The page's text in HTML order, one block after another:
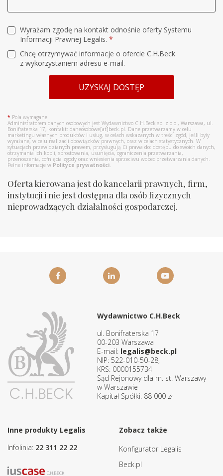
Wyrażam zgodę na kontakt odnośnie oferty Systemu
Informacji Prawnej Legalis. *
Chcę otrzymywać informacje o ofercie C.H.Beck
z wykorzystaniem adresu e-mail.
UZYSKAJ DOSTĘP
* Pola wymagane
Administratorem danych osobowych jest Wydawnictwo C.H.Beck sp. z o.o., Warszawa, ul.
Bonifraterska 17, kontakt: daneosobowe[at]beck.pl. Dane przetwarzamy w celu
marketingu własnych produktów i usług, w celach wskazanych w treści zgód, jeśli były
wyrażane, w celu realizacji obowiązków prawnych, oraz w celach statystycznych. W
sytuacjach przewidzianych prawem, przysługują Ci prawa do: dostępu do swoich danych,
otrzymania ich kopii, sprostowania, usunięcia, ograniczenia przetwarzania,
przenoszenia, cofnięcia zgody oraz wniesienia sprzeciwu wobec przetwarzania danych.
Pełne informacje w Polityce prywatności.
Oferta kierowana jest do kancelarii prawnych, firm,
instytucji i nie jest dostępna dla osób fizycznych
nieprowadzących działalności gospodarczej.
Wydawnictwo C.H.Beck
ul. Bonifraterska 17
00-203 Warszawa
E-mail: legalis@beck.pl
NIP: 522-010-50-28,
KRS: 0000155734
Sąd Rejonowy dla m. st. Warszawy
w Warszawie
Kapitał Spółki: 88 000 zł
Inne produkty Legalis
Infolinia: 22 311 22 22
Zobacz także
Konfigurator Legalis
Beck.pl